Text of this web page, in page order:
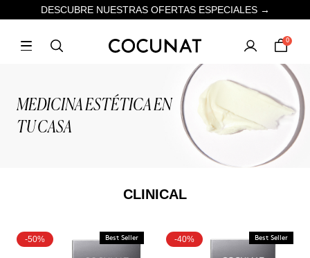
DESCUBRE NUESTRAS OFERTAS ESPECIALES →
0
MEDICINA ESTÉTICA EN
TU CASA
CLINICAL
-50% Best Seller -40% Best Seller